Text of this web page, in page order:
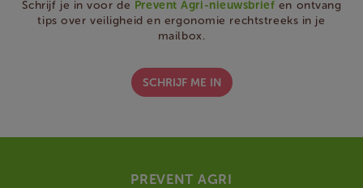
Schrijf je in voor de Prevent Agri-nieuwsbrief en ontvang
tips over veiligheid en ergonomie rechtstreeks in je
mailbox.
SCHRIJF ME IN
PREVENT AGRI